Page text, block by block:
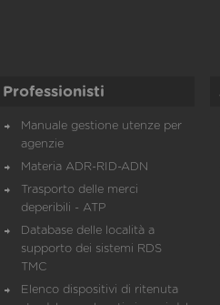
Professionisti
Manuale gestione utenze per
agenzie
Materia ADR-RID-ADN
Trasporto delle merci
deperibili - ATP
Database delle località a
supporto dei sistemi RDS
TMC
Elenco dispositivi di ritenuta